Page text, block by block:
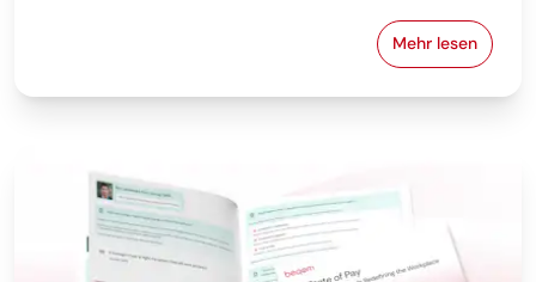
Mehr lesen
Von